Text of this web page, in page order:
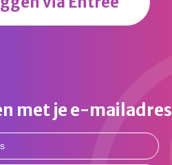
met je e-mailadres